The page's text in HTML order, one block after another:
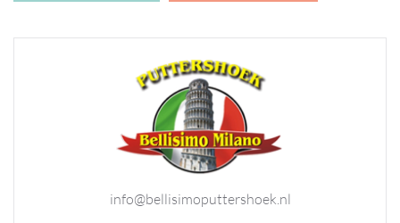
info@bellisimoputtershoek.nl